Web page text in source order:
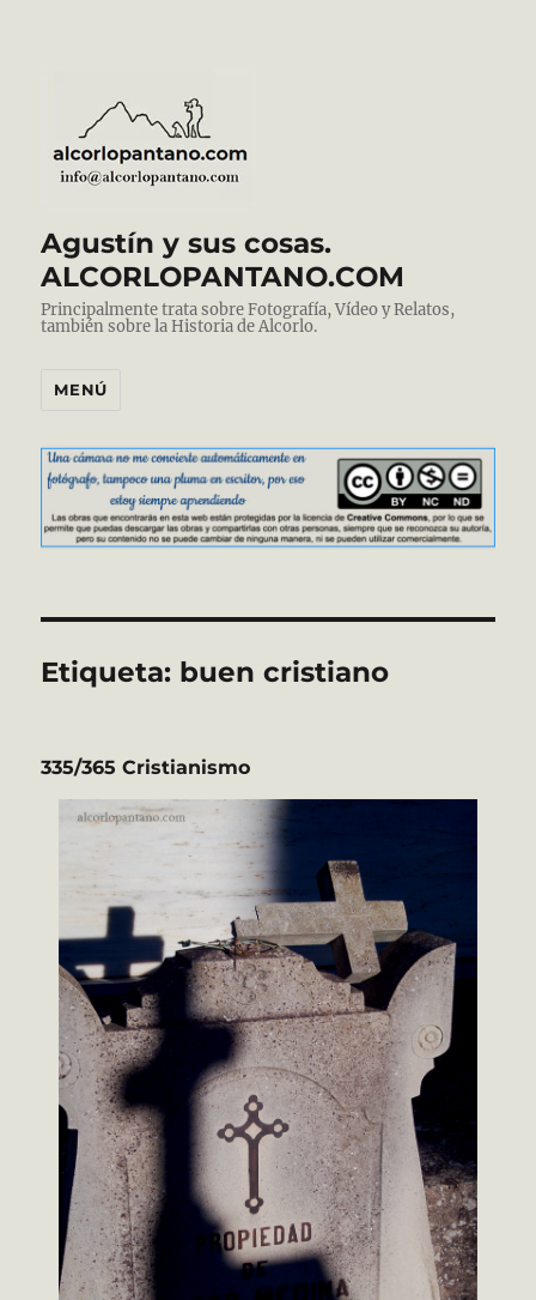
Agustín y sus cosas.
ALCORLOPANTANO.COM
Principalmente trata sobre Fotografía, Vídeo y Relatos,
también sobre la Historia de Alcorlo.
MENÚ
Etiqueta: buen cristiano
335/365 Cristianismo